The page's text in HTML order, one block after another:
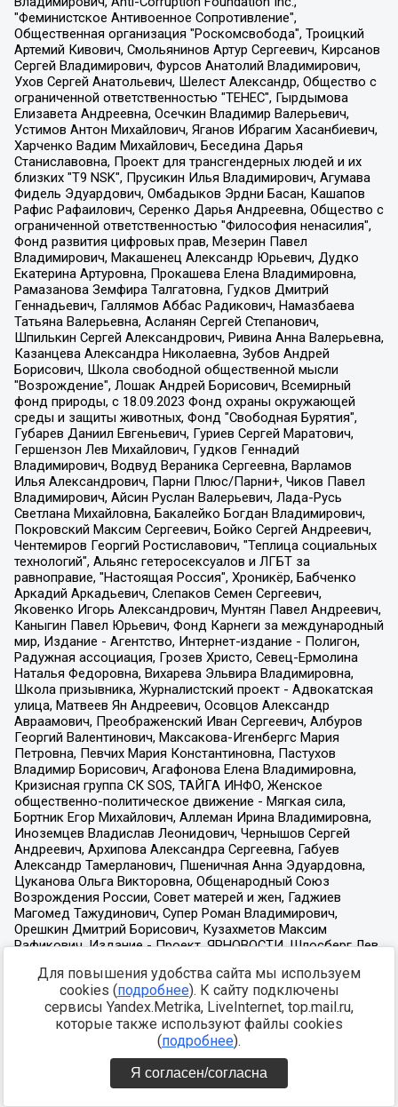
Для повышения удобства сайта мы используем
cookies (подробнее). К сайту подключены
сервисы Yandex.Metrika, LiveInternet, top.mail.ru,
которые также используют файлы cookies
(подробнее).
Я согласен/согласна